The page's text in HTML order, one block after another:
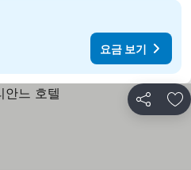
요금 보기
공유 즐